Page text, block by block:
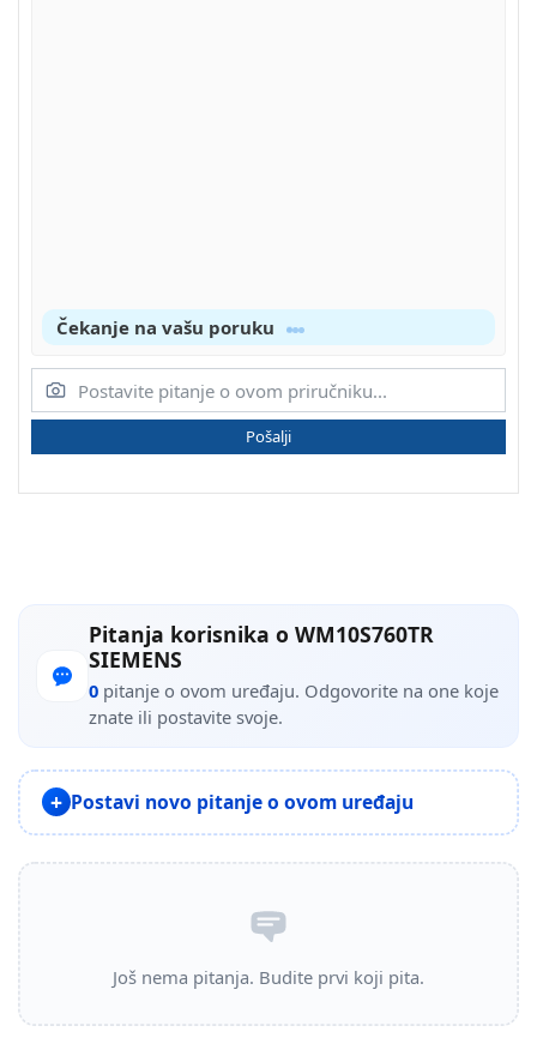
Čekanje na vašu poruku
Pošalji
Pitanja korisnika o WM10S760TR
SIEMENS
0 pitanje o ovom uređaju. Odgovorite na one koje
znate ili postavite svoje.
Postavi novo pitanje o ovom uređaju
Još nema pitanja. Budite prvi koji pita.